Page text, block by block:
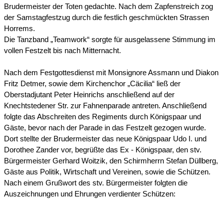
Brudermeister der Toten gedachte. Nach dem Zapfenstreich zog
der Samstagfestzug durch die festlich geschmückten Strassen
Horrems.
Die Tanzband „Teamwork“ sorgte für ausgelassene Stimmung im
vollen Festzelt bis nach Mitternacht.
Nach dem Festgottesdienst mit Monsignore Assmann und Diakon
Fritz Detmer, sowie dem Kirchenchor „Cäcilia“ ließ der
Oberstadjutant Peter Heinrichs anschließend auf der
Knechtstedener Str. zur Fahnenparade antreten. Anschließend
folgte das Abschreiten des Regiments durch Königspaar und
Gäste, bevor nach der Parade in das Festzelt gezogen wurde.
Dort stellte der Brudermeister das neue Königspaar Udo I. und
Dorothee Zander vor, begrüßte das Ex - Königspaar, den stv.
Bürgermeister Gerhard Woitzik, den Schirmherrn Stefan Düllberg,
Gäste aus Politik, Wirtschaft und Vereinen, sowie die Schützen.
Nach einem Grußwort des stv. Bürgermeister folgten die
Auszeichnungen und Ehrungen verdienter Schützen: